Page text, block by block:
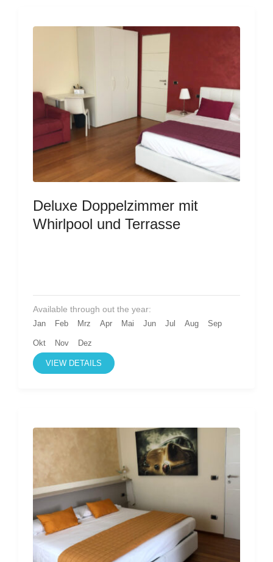
Deluxe Doppelzimmer mit
Whirlpool und Terrasse
Available through out the year:
Jan Feb Mrz Apr Mai Jun Jul Aug Sep
Okt Nov Dez
VIEW DETAILS